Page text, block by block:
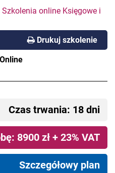
Szkolenia online Księgowe i
Drukuj szkolenie
Online
Czas trwania: 18 dni
8900 zł + 23% VAT
Szczegółowy plan